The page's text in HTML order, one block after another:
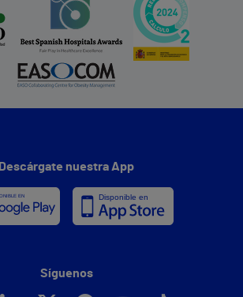
Descárgate nuestra App
Síguenos